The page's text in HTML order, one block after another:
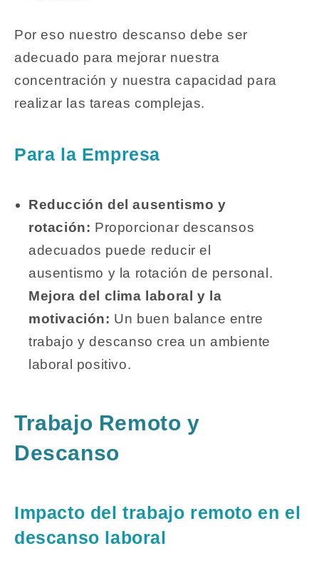
Por eso nuestro descanso debe ser
adecuado para mejorar nuestra
concentración y nuestra capacidad para
realizar las tareas complejas.
Para la Empresa
Reducción del ausentismo y
rotación: Proporcionar descansos
adecuados puede reducir el
ausentismo y la rotación de personal.
Mejora del clima laboral y la
motivación: Un buen balance entre
trabajo y descanso crea un ambiente
laboral positivo.
Trabajo Remoto y
Descanso
Impacto del trabajo remoto en el
descanso laboral